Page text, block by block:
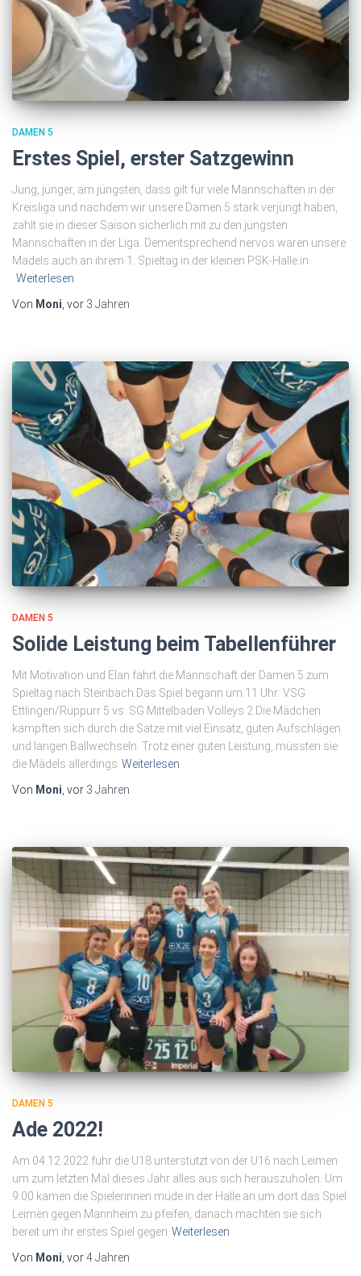
DAMEN 5
Erstes Spiel, erster Satzgewinn
Jung, jünger, am jüngsten, dass gilt für viele Mannschaften in der
Kreisliga und nachdem wir unsere Damen 5 stark verjüngt haben,
zählt sie in dieser Saison sicherlich mit zu den jüngsten
Mannschaften in der Liga. Dementsprechend nervös waren unsere
Mädels auch an ihrem 1. Spieltag in der kleinen PSK-Halle in
Weiterlesen
Von Moni, vor 3 Jahren
DAMEN 5
Solide Leistung beim Tabellenführer
Mit Motivation und Elan fährt die Mannschaft der Damen 5 zum
Spieltag nach Steinbach.Das Spiel begann um 11 Uhr: VSG
Ettlingen/Rüppurr 5 vs. SG Mittelbaden Volleys 2.Die Mädchen
kämpften sich durch die Sätze mit viel Einsatz, guten Aufschlägen
und langen Ballwechseln. Trotz einer guten Leistung, müssten sie
die Mädels allerdings Weiterlesen
Von Moni , vor 3 Jahren
DAMEN 5
Ade 2022!
Am 04.12.2022 fuhr die U18 unterstützt von der U16 nach Leimen
um zum letzten Mal dieses Jahr alles aus sich herauszuholen. Um
9:00 kamen die Spielerinnen müde in der Halle an um dort das Spiel
Leimen gegen Mannheim zu pfeifen, danach machten sie sich
bereit um ihr erstes Spiel gegen Weiterlesen
Von Moni , vor4 Jahren